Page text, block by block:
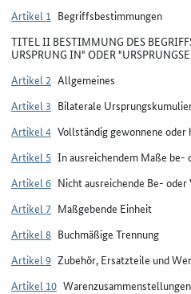
Artikel 1 Begriffsbestimmungen
TITEL II BESTIMMUNG DES
URSPRUNG IN" ODER
Artikel 2 Allgemeines
Artikel 3 Bilaterale
Artikel 4 Vollständig gewonnene
Artikel 5 In ausreichendem Maße be-
Artikel 6 Nicht ausreichende Be-
Artikel 7 Maßgebende Einheit
Artikel 8 Buchmäßige Trennung
Artikel 9 Zubehör, Ersatzteile und
Artikel 10 Warenzusammenstellungen